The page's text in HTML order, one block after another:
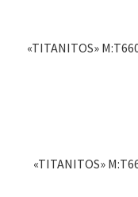
«TITANITOS»
«TITANITOS»